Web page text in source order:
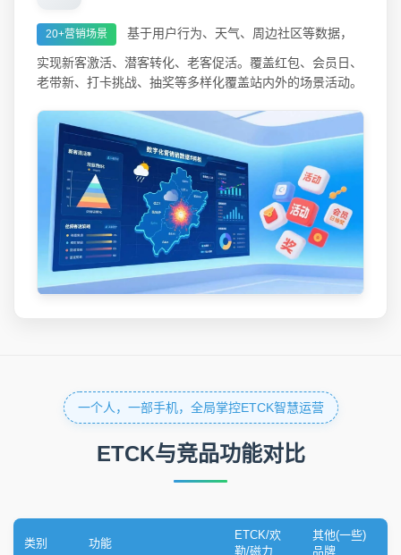
20+营销场景 基于用户行为、天气、周边社区等数据，
实现新客激活、潜客转化、老客促活。覆盖红包、会员日、
老带新、打卡挑战、抽奖等多样化覆盖站内外的场景活动。
一个人，一部手机，全局掌控ETCK智慧运营
ETCK与竞品功能对比
类别 功能
ETCK/欢
勒/磁力
其他(一些)
品牌